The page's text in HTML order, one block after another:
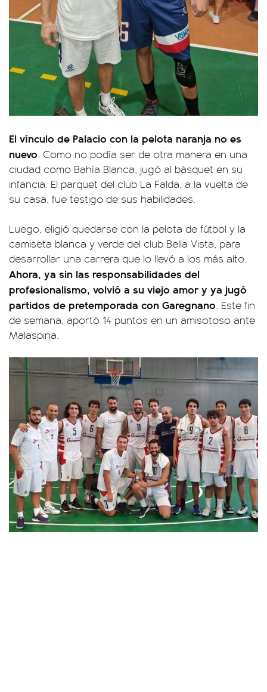
El vínculo de Palacio con la pelota naranja no es
nuevo. Como no podía ser de otra manera en una
ciudad como Bahía Blanca, jugó al básquet en su
infancia. El parquet del club La Falda, a la vuelta de
su casa, fue testigo de sus habilidades.
Luego, eligió quedarse con la pelota de fútbol y la
camiseta blanca y verde del club Bella Vista, para
desarrollar una carrera que lo llevó a los más alto.
Ahora, ya sin las responsabilidades del
profesionalismo, volvió a su viejo amor y ya jugó
partidos de pretemporada con Garegnano. Este fin
de semana, aportó 14 puntos en un amisotoso ante
Malaspina.